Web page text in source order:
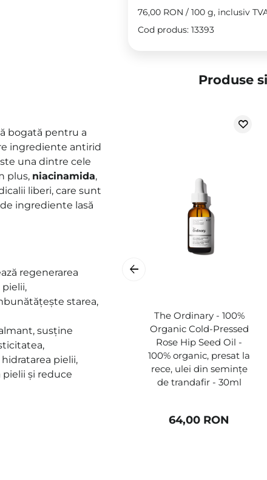
bogată pentru a
ingrediente antirid
una dintre cele
plus, niacinamida,
liberi, care sunt
ingrediente lasă
regenerarea
,
starea,
susține
,
pielii,
și reduce
76,00 RON / 100 g, inclusiv
Cod produs: 13393
Produse
The Ordinary - 100%
Organic Cold-Pressed
Rose Hip Seed Oil -
100% organic, presat la
rece, ulei din semințe
de trandafir - 30ml
64,00 RON